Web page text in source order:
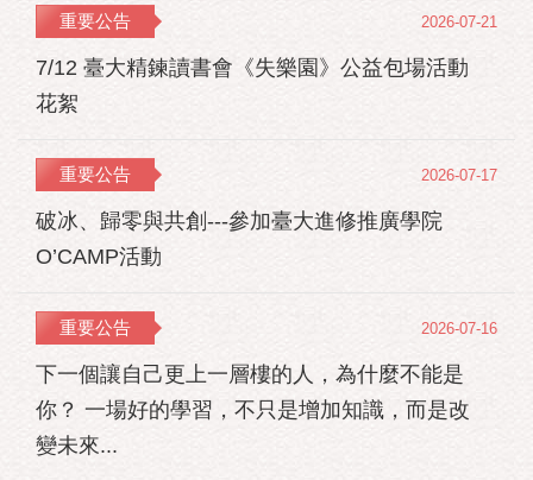
重要公告
7/12 臺大精鍊讀書會《失樂園》公益包場活動
花絮
2026-07-21
重要公告
破冰、歸零與共創---參加臺大進修推廣學院
O’CAMP活動
2026-07-17
重要公告
下一個讓自己更上一層樓的人，為什麼不能是
你？ 一場好的學習，不只是增加知識，而是改
變未來...
2026-07-16